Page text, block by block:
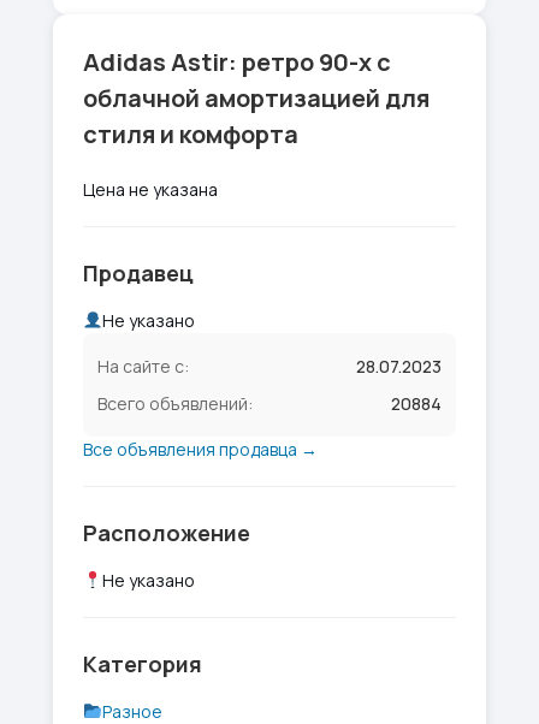
Adidas Astir: ретро 90-х с
облачной амортизацией для
стиля и комфорта
Цена не указана
Продавец
Не указано
На сайте с:
28.07.2023
Всего объявлений:
20884
Все объявления продавца →
Расположение
Не указано
Категория
Разное